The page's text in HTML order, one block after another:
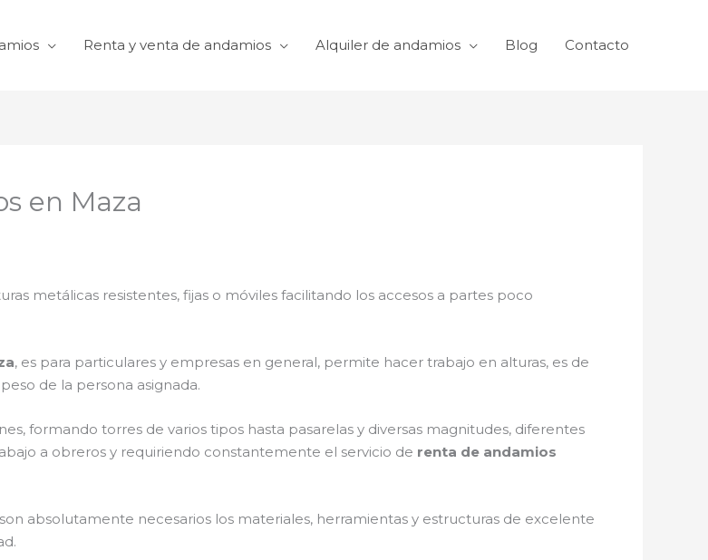
Renta y venta de andamios Alquiler de andamios Blog Contacto
en Maza
metálicas resistentes, fijas o móviles facilitando los accesos a partes poco
, es para particulares y empresas en general, permite hacer trabajo en alturas, es de
de la persona asignada.
formando torres de varios tipos hasta pasarelas y diversas magnitudes, diferentes
a obreros y requiriendo constantemente el servicio de renta de andamios
absolutamente necesarios los materiales, herramientas y estructuras de excelente